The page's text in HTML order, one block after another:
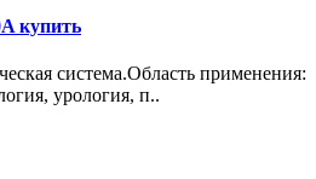
купить
система.Область применения:
урология, п..